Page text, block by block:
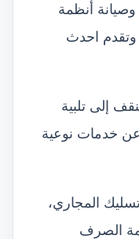
أنظمة
احدث
إلى تلبية
عن خدمات نوعية
المجاري،
الصرف